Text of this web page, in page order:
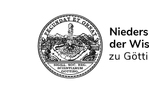
Suchen